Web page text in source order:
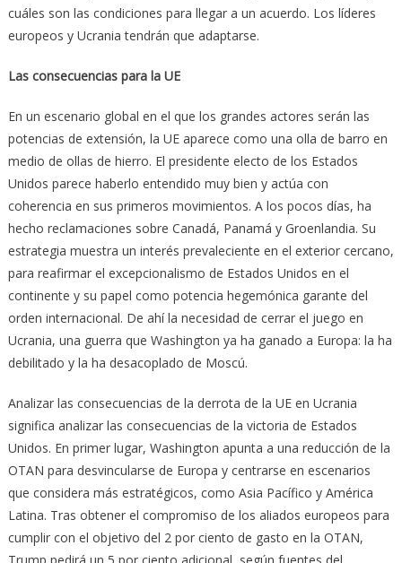
cuáles son las condiciones para llegar a un acuerdo. Los líderes
europeos y Ucrania tendrán que adaptarse.
Las consecuencias para la UE
En un escenario global en el que los grandes actores serán las
potencias de extensión, la UE aparece como una olla de barro en
medio de ollas de hierro. El presidente electo de los Estados
Unidos parece haberlo entendido muy bien y actúa con
coherencia en sus primeros movimientos. A los pocos días, ha
hecho reclamaciones sobre Canadá, Panamá y Groenlandia. Su
estrategia muestra un interés prevaleciente en el exterior cercano,
para reafirmar el excepcionalismo de Estados Unidos en el
continente y su papel como potencia hegemónica garante del
orden internacional. De ahí la necesidad de cerrar el juego en
Ucrania, una guerra que Washington ya ha ganado a Europa: la ha
debilitado y la ha desacoplado de Moscú.
Analizar las consecuencias de la derrota de la UE en Ucrania
significa analizar las consecuencias de la victoria de Estados
Unidos. En primer lugar, Washington apunta a una reducción de la
OTAN para desvincularse de Europa y centrarse en escenarios
que considera más estratégicos, como Asia Pacífico y América
Latina. Tras obtener el compromiso de los aliados europeos para
cumplir con el objetivo del 2 por ciento de gasto en la OTAN,
Trump pedirá un 5 por ciento adicional, según fuentes del